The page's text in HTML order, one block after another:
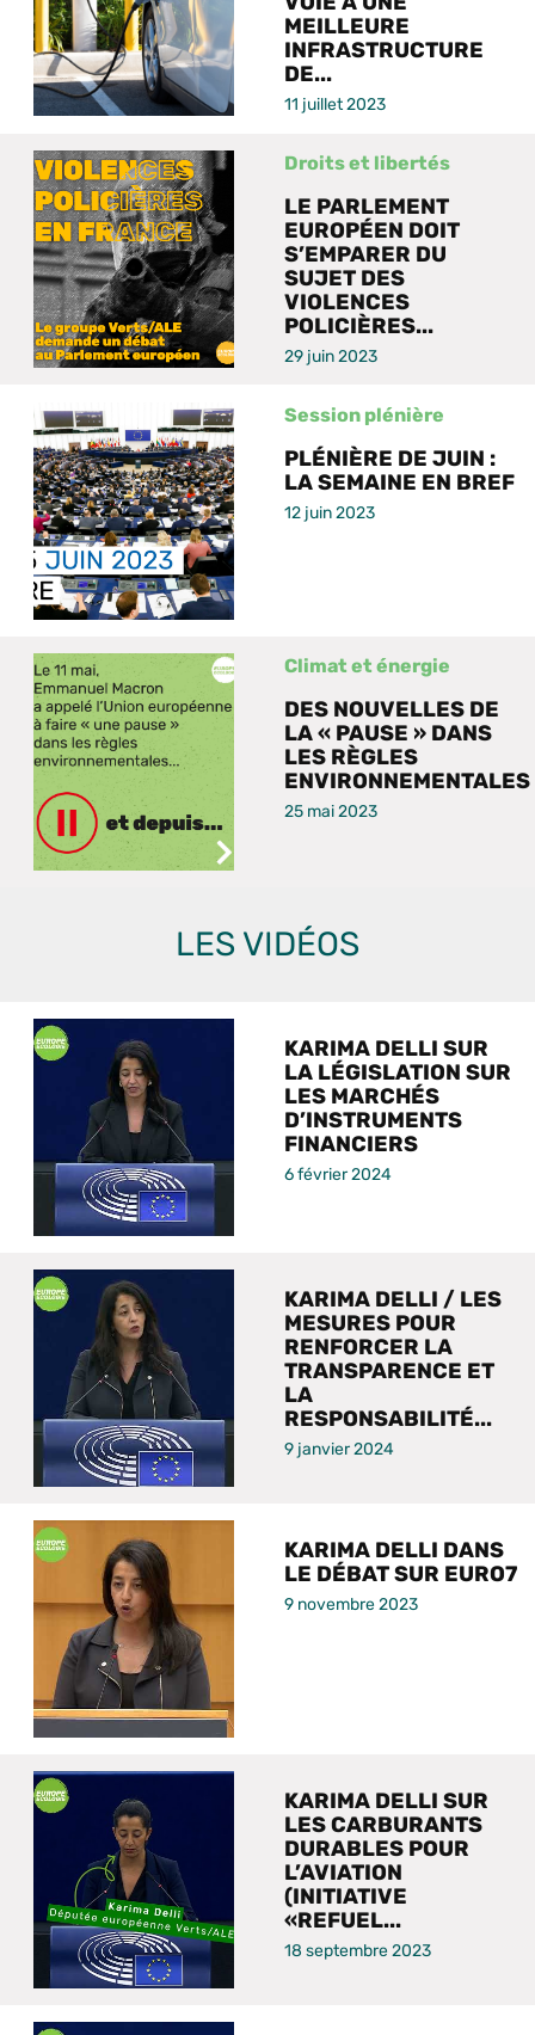
MEILLEURE
INFRASTRUCTURE
DE...
11 juillet 2023
Droits et libertés
LE PARLEMENT
EUROPÉEN DOIT
S’EMPARER DU
SUJET DES
VIOLENCES
POLICIÈRES...
29 juin 2023
Session plénière
PLÉNIÈRE DE JUIN :
LA SEMAINE EN BREF
12 juin 2023
Climat et énergie
DES NOUVELLES DE
LA « PAUSE » DANS
LES RÈGLES
ENVIRONNEMENTALES
25 mai 2023
LES VIDÉOS
KARIMA DELLI SUR
LA LÉGISLATION SUR
LES MARCHÉS
D’INSTRUMENTS
FINANCIERS
6 février 2024
KARIMA DELLI / LES
MESURES POUR
RENFORCER LA
TRANSPARENCE ET
LA
RESPONSABILITÉ...
9 janvier 2024
KARIMA DELLI DANS
LE DÉBAT SUR EURO7
9 novembre 2023
KARIMA DELLI SUR
LES CARBURANTS
DURABLES POUR
L’AVIATION
(INITIATIVE
«REFUEL...
18 septembre 2023